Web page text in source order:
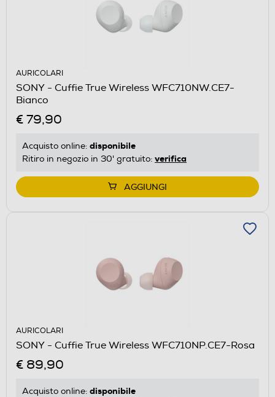
AURICOLARI
SONY - Cuffie True Wireless WFC710NW.CE7-
Bianco
€ 79,90
Acquisto online: disponibile
Ritiro in negozio in 30' gratuito: verifica
AGGIUNGI
AURICOLARI
SONY - Cuffie True Wireless WFC710NP.CE7-Rosa
€ 89,90
Acquisto online: disponibile